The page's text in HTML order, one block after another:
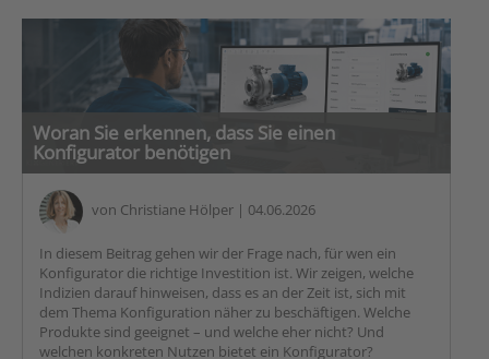
Woran Sie erkennen, dass Sie einen
Konfigurator benötigen
von Christiane Hölper | 04.06.2026
In diesem Beitrag gehen wir der Frage nach, für wen ein
Konfigurator die richtige Investition ist. Wir zeigen, welche
Indizien darauf hinweisen, dass es an der Zeit ist, sich mit
dem Thema Konfiguration näher zu beschäftigen. Welche
Produkte sind geeignet – und welche eher nicht? Und
welchen konkreten Nutzen bietet ein Konfigurator?